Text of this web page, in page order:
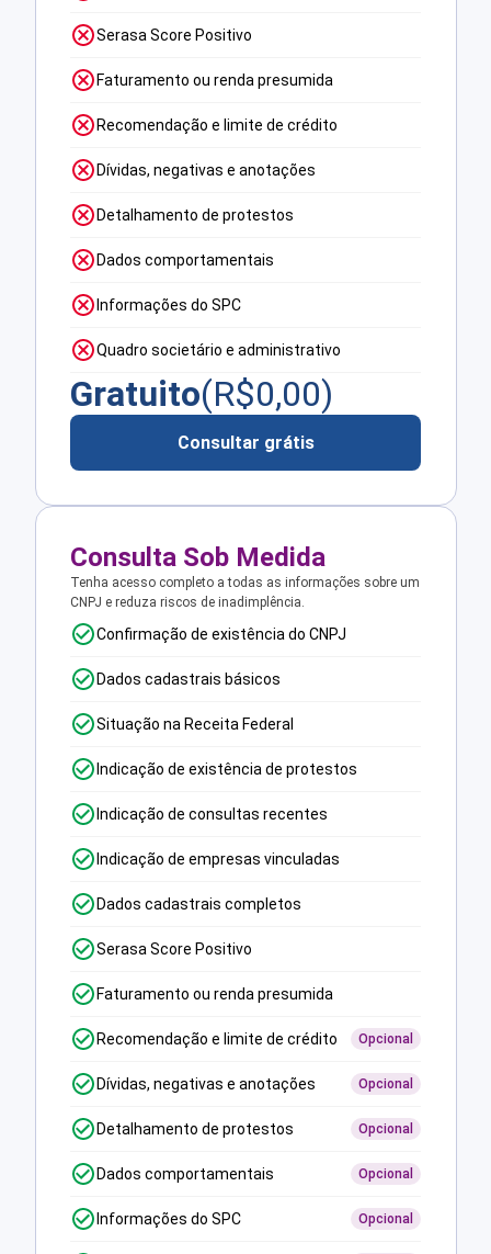
Serasa Score Positivo
Faturamento ou renda presumida
Recomendação e limite de crédito
Dívidas, negativas e anotações
Detalhamento de protestos
Dados comportamentais
Informações do SPC
Quadro societário e administrativo
Gratuito(R$0,00)
Consultar grátis
Consulta Sob Medida
Tenha acesso completo a todas as informações sobre um
CNPJ e reduza riscos de inadimplência.
Confirmação de existência do CNPJ
Dados cadastrais básicos
Situação na Receita Federal
Indicação de existência de protestos
Indicação de consultas recentes
Indicação de empresas vinculadas
Dados cadastrais completos
Serasa Score Positivo
Faturamento ou renda presumida
Recomendação e limite de crédito Opcional
Dívidas, negativas e anotações Opcional
Detalhamento de protestos Opcional
Dados comportamentais Opcional
Informações do SPC Opcional